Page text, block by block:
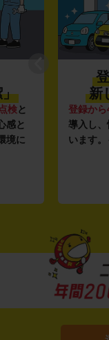
」
検と
感と
境に
新
登録か
導入し
います。